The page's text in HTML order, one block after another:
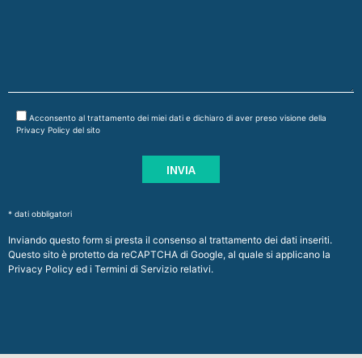
Acconsento al trattamento dei miei dati e dichiaro di aver preso visione della
Privacy Policy del sito
* dati obbligatori
Inviando questo form si presta il consenso al trattamento dei dati inseriti.
Questo sito è protetto da reCAPTCHA di Google, al quale si applicano la
Privacy Policy ed i Termini di Servizio relativi.